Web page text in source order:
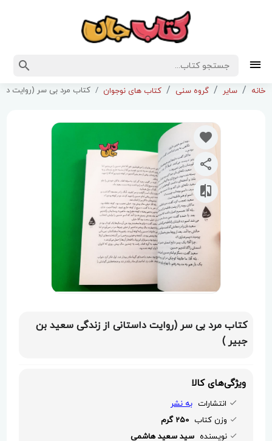
خانه سایر گروه سنی کتاب های نوجوان کتاب مرد بی سر (روایت
کتاب مرد بی سر (روایت داستانی از زندگی سعید بن
جبیر )
ویژگی‌های کالا
انتشارات به نشر
وزن کتاب 250 گرم
نویسنده سید سعید هاشمی